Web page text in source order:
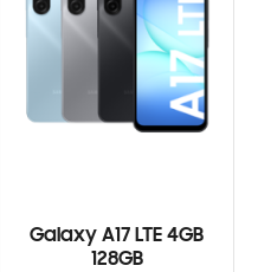
Galaxy A17 LTE 4GB
128GB